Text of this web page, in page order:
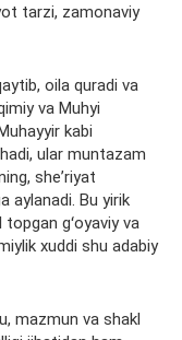
tarzi, zamonaviy
oila quradi va
va Muhyi
kabi
ular muntazam
sheʼriyat
aylanadi. Bu yirik
gʻoyaviy va
xuddi shu adabiy
mazmun va shakl